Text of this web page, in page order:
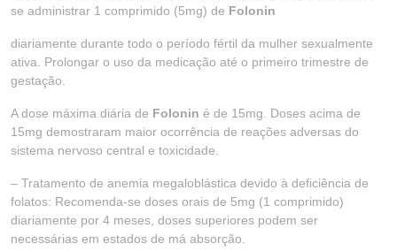
se administrar 1 comprimido (5mg) de Folonin
diariamente durante todo o período fértil da mulher sexualmente
ativa. Prolongar o uso da medicação até o primeiro trimestre de
gestação.
A dose máxima diária de Folonin é de 15mg. Doses acima de
15mg demostraram maior ocorrência de reações adversas do
sistema nervoso central e toxicidade.
– Tratamento de anemia megaloblástica devido à deficiência de
folatos: Recomenda-se doses orais de 5mg (1 comprimido)
diariamente por 4 meses, doses superiores podem ser
necessárias em estados de má absorção.